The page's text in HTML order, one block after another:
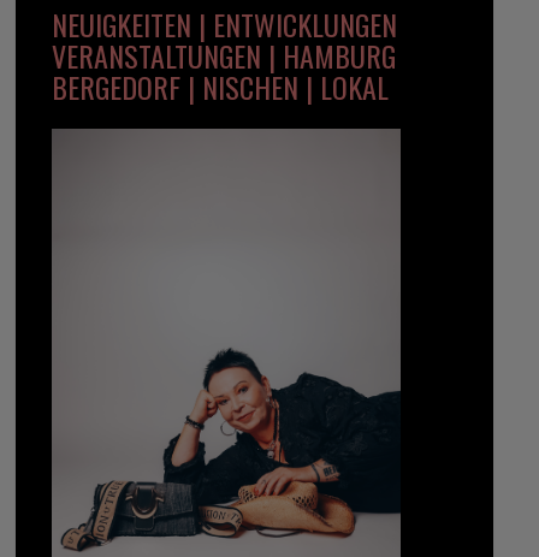
NEUIGKEITEN | ENTWICKLUNGEN
VERANSTALTUNGEN | HAMBURG
BERGEDORF | NISCHEN | LOKAL